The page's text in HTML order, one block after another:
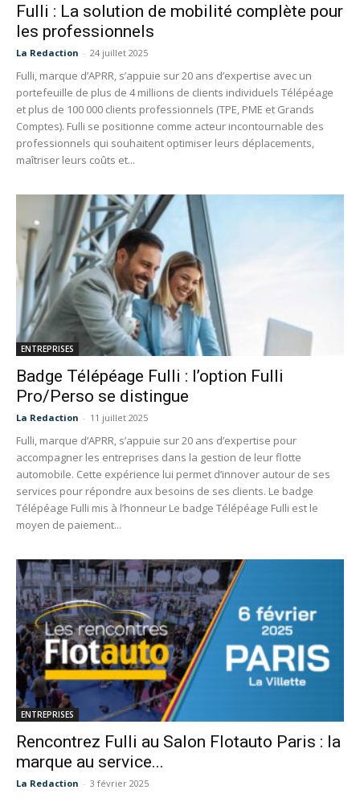
Fulli : La solution de mobilité complète pour
les professionnels
La Redaction - 24 juillet 2025
Fulli, marque d’APRR, s’appuie sur 20 ans d’expertise avec un
portefeuille de plus de 4 millions de clients individuels Télépéage
et plus de 100 000 clients professionnels (TPE, PME et Grands
Comptes). Fulli se positionne comme acteur incontournable des
professionnels qui souhaitent optimiser leurs déplacements,
maîtriser leurs coûts et...
ENTREPRISES
Badge Télépéage Fulli : l’option Fulli
Pro/Perso se distingue
La Redaction - 11 juillet 2025
Fulli, marque d’APRR, s’appuie sur 20 ans d’expertise pour
accompagner les entreprises dans la gestion de leur flotte
automobile. Cette expérience lui permet d’innover autour de ses
services pour répondre aux besoins de ses clients. Le badge
Télépéage Fulli mis à l’honneur Le badge Télépéage Fulli est le
moyen de paiement...
ENTREPRISES
Rencontrez Fulli au Salon Flotauto Paris : la
marque au service...
La Redaction - 3 février 2025